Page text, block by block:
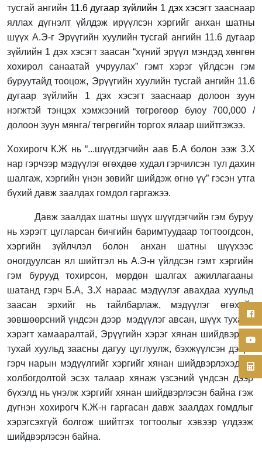
тусгай ангийн 11.6 дугаар зүйлийн 1 дэх хэсэгт зааснаар
яллах дүгнэлт үйлдэж ирүүлсэн хэргийг анхан шатны
шүүх А.Э-гЭрүүгийн хуулийн тусгай ангийн 11.6 дугаар
зүйлийн 1 дэх хэсэгт заасан “хүний эрүүл мэндэд хөнгөн
хохирол санаатай учруулах” гэмт хэрэг үйлдсэн гэм
буруутайд тооцож, Эрүүгийн хуулийн тусгай ангийн 11.6
дугаар зүйлийн 1 дэх хэсэгт зааснаар долоон зуун
нэгжтэй тэнцэх хэмжээний төгрөгөөр буюу 700,000 /
долоон зуун мянга/ төгрөгийн торгох ялаар шийтгэжээ.
Хохирогч К.Ж нь “...шүүгдэгчийн аав Б.А болон ээж З.Х
нар гэрчээр мэдүүлэг өгөхдөө худал гэрчилсэн тул дахин
шалгаж, хэргийн үнэн зөвийг шийдэж өгнө үү” гэсэн утга
бүхий давж заалдах гомдол гаргажээ.
Давж заалдах шатны шүүх шүүгдэгчийн гэм буруу
нь хэрэгт цугларсан бичгийн баримтуудаар тогтоогдсон,
хэргийн зүйлчлэл болон анхан шатны шүүхээс
оногдуулсан ял шийтгэл нь А.Э-н үйлдсэн гэмт хэргийн
гэм бурууд тохирсон, мөрдөн шалгах ажиллагааны
шатанд гэрч Б.А, З.Х нараас мэдүүлэг авахдаа хуульд
заасан эрхийг нь тайлбарлаж, мэдүүлэг өгөхийг
зөвшөөрсний үндсэн дээр мэдүүлэг авсан, шүүх тухайн
хэрэгт хамааралтай, Эрүүгийн хэрэг хянан шийдвэрлэх
тухай хуульд заасны дагуу цуглуулж, бэхжүүлсэн дээрх
гэрч нарын мэдүүлгийг хэргийг хянан шийдвэрлэхэд ач
холбогдолтой эсэх талаар хянаж үзсэний үндсэн дээр
бүхэлд нь үнэлж хэргийг хянан шийдвэрлэсэн байна гэж
дүгнэн хохирогч К.Ж-н гаргасан давж заалдах гомдлыг
хэрэгсэхгүй болгож шийтгэх тогтоолыг хэвээр үлдээж
шийдвэрлэсэн байна.